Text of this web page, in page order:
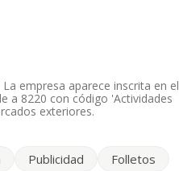
empresa aparece inscrita en el
a 8220 con código 'Actividades
exteriores.
iguales en 2024, no
ese número ha estado por
Publicidad
Folletos